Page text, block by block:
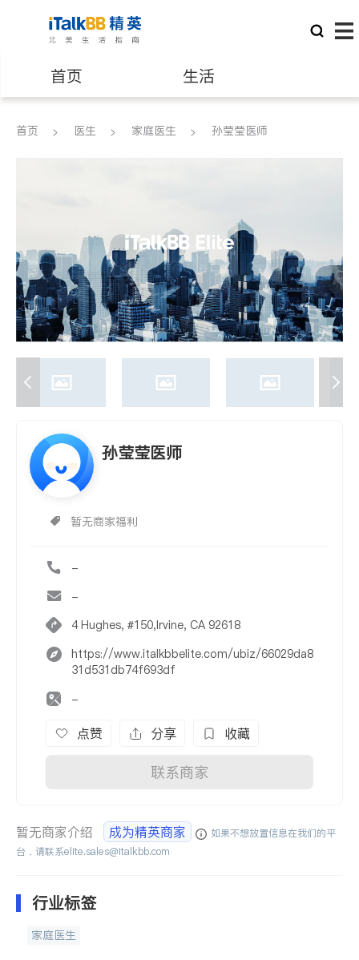
首页 生活
医生 律师
养老 非盈利组织
首页 医生 家庭医生 孙莹莹医师
孙莹莹医师
暂无商家福利
-
-
4 Hughes, #150,Irvine, CA 92618
https://www.italkbbelite.com/ubiz/66029da8
31d531db74f693df
-
点赞 分享 收藏
联系商家
暂无商家介绍 成为精英商家
如果不想放置信息在我们的平
台，请联系elite.sales@italkbb.com
行业标签
家庭医生